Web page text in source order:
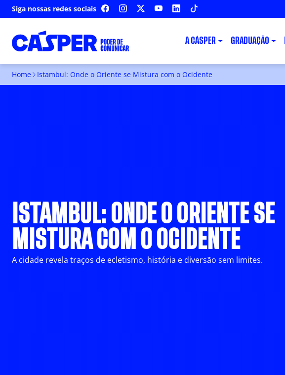
Siga nossas redes sociais FACEBOOKINSTAGRAM YOUTUBELINKEDIN
A CÁSPER GRADUAÇÃO
Home Istambul: Onde o Oriente se Mistura com o Ocidente
ISTAMBUL: ONDE O ORIENTE SE
MISTURA COM O OCIDENTE
A cidade revela traços de ecletismo, história e diversão sem limites.